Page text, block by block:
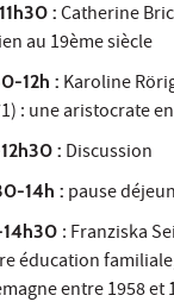
: Catherine
au 19ème siècle
12h : Karoline
: une aristocrate
: Discussion
14h : pause
: Franziska
éducation
entre 1958 et